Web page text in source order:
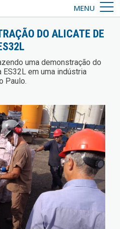
MENU
DO ALICATE DE
uma demonstração do
em uma indústria
Paulo.